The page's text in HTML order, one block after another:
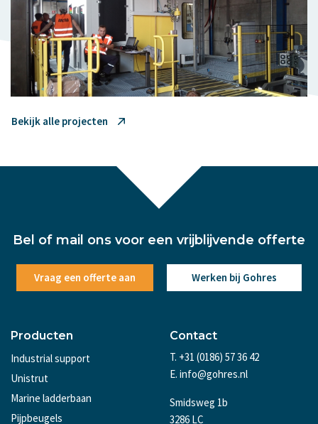
Bekijk alle projecten
Bel of mail ons voor een vrijblijvende offerte
Vraag een offerte aan Werken bij Gohres
Producten
Industrial support
Unistrut
Marine ladderbaan
Pijpbeugels
Contact
T. +31 (0186) 57 36 42
E. info@gohres.nl
Smidsweg 1b
3286 LC